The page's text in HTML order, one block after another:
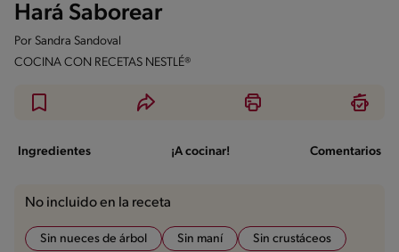
Hará Saborear
Por Sandra Sandoval
COCINA CON RECETAS NESTLÉ®
Ingredientes ¡A cocinar! Comentarios
No incluido en la receta
Sin nueces de árbol Sin maní Sin crustáceos